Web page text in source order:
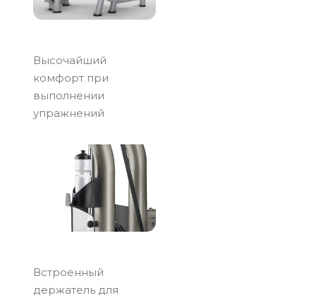
Высочайший
комфорт при
выполнении
упражнений
Встроенный
держатель для